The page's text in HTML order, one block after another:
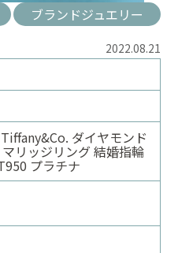
ブランドジュエリー
2022.08.21
ダイヤモンド
リッジリング 結婚指輪
プラチナ